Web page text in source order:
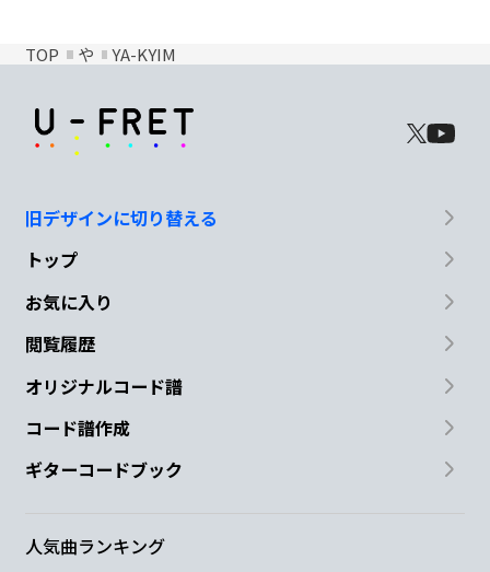
TOP や YA-KYIM
旧デザインに切り替える
トップ
お気に入り
閲覧履歴
オリジナルコード譜
コード譜作成
ギターコードブック
人気曲ランキング